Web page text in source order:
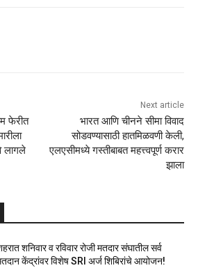
फेरीत
लागले
Next article
भारत आणि चीनने सीमा विवाद
सोडवण्यासाठी हातमिळवणी केली,
एलएसीमध्ये गस्तीबाबत महत्त्वपूर्ण करार
झाला
शनिवार व रविवार रोजी मतदार संघातील सर्व
केंद्रांवर विशेष SRI अर्ज शिबिरांचे आयोजन!